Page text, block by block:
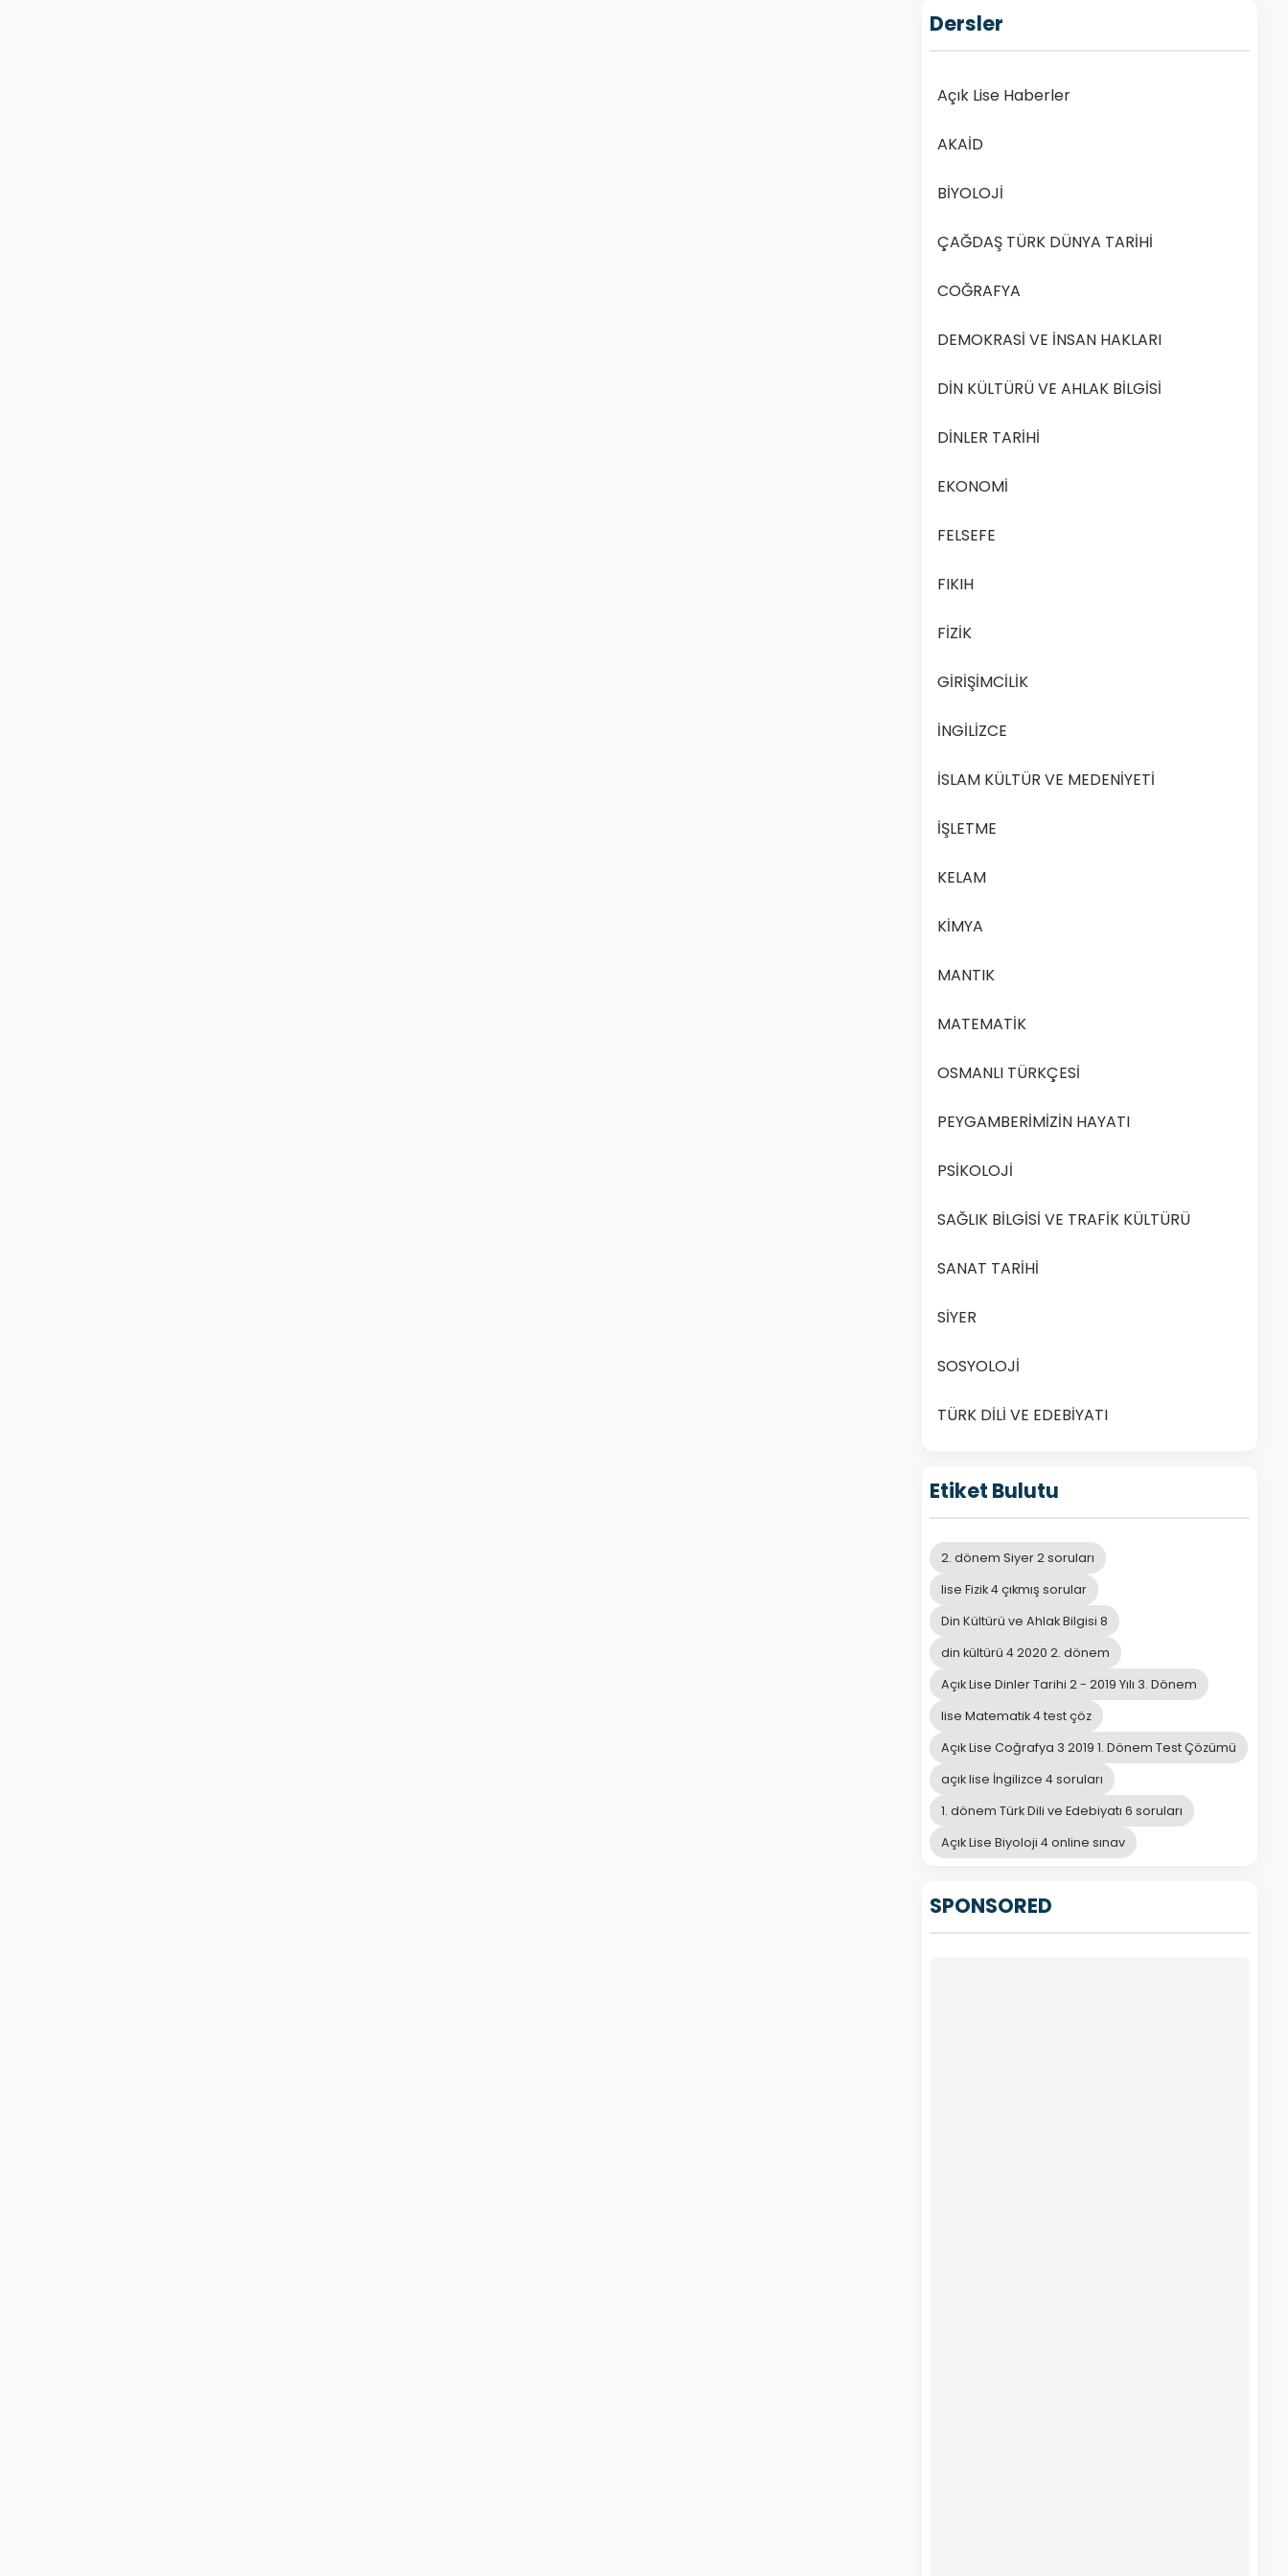
Dersler
Açık Lise Haberler
AKAİD
BİYOLOJİ
ÇAĞDAŞ TÜRK DÜNYA TARİHİ
COĞRAFYA
DEMOKRASİ VE İNSAN HAKLARI
DİN KÜLTÜRÜ VE AHLAK BİLGİSİ
DİNLER TARİHİ
EKONOMİ
FELSEFE
FIKIH
FİZİK
GİRİŞİMCİLİK
İNGİLİZCE
İSLAM KÜLTÜR VE MEDENİYETİ
İŞLETME
KELAM
KİMYA
MANTIK
MATEMATİK
OSMANLI TÜRKÇESİ
PEYGAMBERİMİZİN HAYATI
PSİKOLOJİ
SAĞLIK BİLGİSİ VE TRAFİK KÜLTÜRÜ
SANAT TARİHİ
SİYER
SOSYOLOJİ
TÜRK DİLİ VE EDEBİYATI
Etiket Bulutu
2. dönem Siyer 2 soruları
lise Fizik 4 çıkmış sorular
Din Kültürü ve Ahlak Bilgisi 8
din kültürü 4 2020 2. dönem
Açık Lise Dinler Tarihi 2 - 2019 Yılı 3. Dönem
lise Matematik 4 test çöz
Açık Lise Coğrafya 3 2019 1. Dönem Test Çözümü
açık lise İngilizce 4 soruları
1. dönem Türk Dili ve Edebiyatı 6 soruları
Açık Lise Biyoloji 4 online sınav
SPONSORED